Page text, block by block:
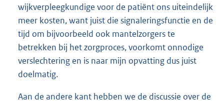
wijkverpleegkundige voor de patiënt ons uiteindelijk
meer kosten, want juist die signaleringsfunctie en de
tijd om bijvoorbeeld ook mantelzorgers te
betrekken bij het zorgproces, voorkomt onnodige
verslechtering en is naar mijn opvatting dus juist
doelmatig.
Aan de andere kant hebben we de discussie over de